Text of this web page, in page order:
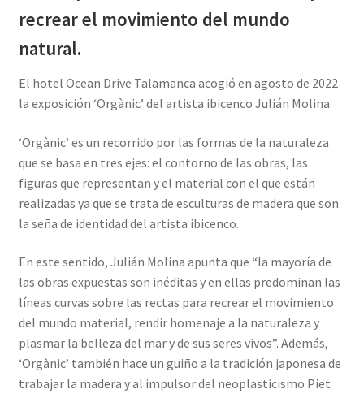
recrear el movimiento del mundo
natural.
El hotel Ocean Drive Talamanca acogió en agosto de 2022
la exposición ‘Orgànic’ del artista ibicenco Julián Molina.
‘Orgànic’ es un recorrido por las formas de la naturaleza
que se basa en tres ejes: el contorno de las obras, las
figuras que representan y el material con el que están
realizadas ya que se trata de esculturas de madera que son
la seña de identidad del artista ibicenco.
En este sentido, Julián Molina apunta que “la mayoría de
las obras expuestas son inéditas y en ellas predominan las
líneas curvas sobre las rectas para recrear el movimiento
del mundo material, rendir homenaje a la naturaleza y
plasmar la belleza del mar y de sus seres vivos”. Además,
‘Orgànic’ también hace un guiño a la tradición japonesa de
trabajar la madera y al impulsor del neoplasticismo Piet